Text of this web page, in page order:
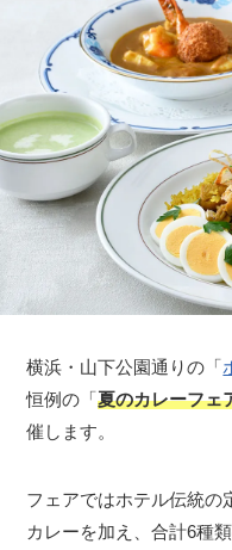
横浜・山下公園通りの「
恒例の「夏のカレーフェ
催します。
フェアではホテル伝統の
カレーを加え、合計6種